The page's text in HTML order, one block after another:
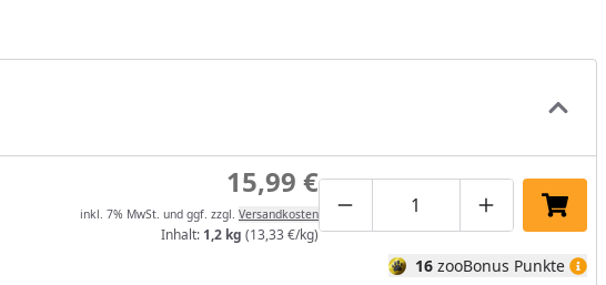
15,99 €
inkl. 7% MwSt. und ggf. zzgl. Versandkosten
Inhalt: 1,2 kg (13,33 €/kg)
Produktmenge um eins
Produktmenge In
16 zooBonus Punkte